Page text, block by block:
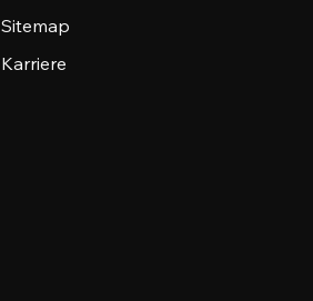
Sitemap
Karriere